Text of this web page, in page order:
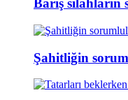
Barış silahların
Şahitliğin